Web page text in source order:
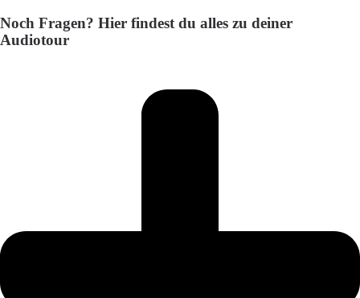
Noch Fragen? Hier findest du alles zu deiner
Audiotour